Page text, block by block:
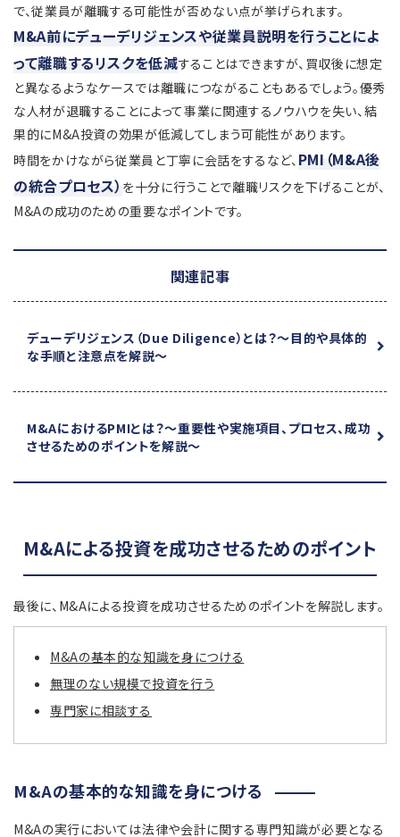
で、従業員が離職する可能性が否めない点が挙げられます。
M&A前にデューデリジェンスや従業員説明を行うことによ
って離職するリスクを低減することはできますが、買収後に想定
と異なるようなケースでは離職につながることもあるでしょう。優秀
な人材が退職することによって事業に関連するノウハウを失い、結
果的にM&A投資の効果が低減してしまう可能性があります。
時間をかけながら従業員と丁寧に会話をするなど、 PMI（M&A後
の統合プロセス） を十分に行うことで離職リスクを下げることが、
M&Aの成功のための重要なポイントです。
関連記事
デューデリジェンス（Due Diligence）とは？～目的や具体的
な手順と注意点を解説～
M&AにおけるPMIとは？～重要性や実施項目、プロセス、成功
させるためのポイントを解説～
M&Aによる投資を成功させるためのポイント
最後に、M&Aによる投資を成功させるためのポイントを解説します。
M&Aの基本的な知識を身につける
無理のない規模で投資を行う
専門家に相談する
M&Aの基本的な知識を身につける
M&Aの実行においては法律や会計に関する専門知識が必要となる